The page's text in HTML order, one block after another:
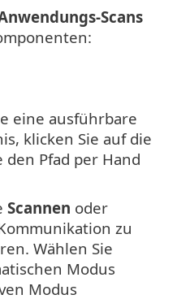
Scans
eine ausführbare
klicken Sie auf die
den Pfad per Hand
Scannen oder
zu
Wählen Sie
Modus
Modus